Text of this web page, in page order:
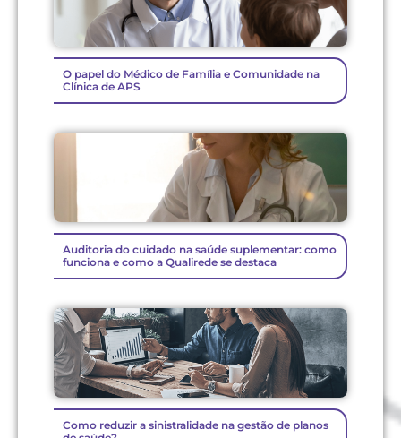
O papel do Médico de Família e Comunidade na
Clínica de APS
Auditoria do cuidado na saúde suplementar: como
funciona e como a Qualirede se destaca
Como reduzir a sinistralidade na gestão de planos